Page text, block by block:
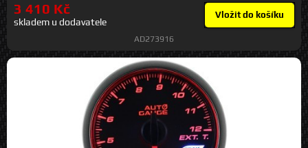
3 410 Kč
skladem u dodavatele
Vložit do košíku
AD273916